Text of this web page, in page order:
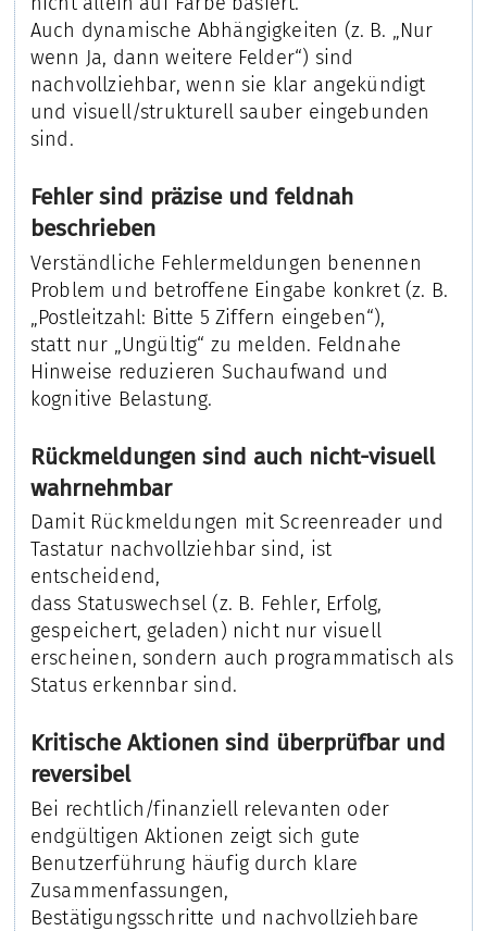
Auch dynamische Abhängigkeiten (z. B. „Nur
wenn Ja, dann weitere Felder“) sind
nachvollziehbar, wenn sie klar angekündigt
und visuell/strukturell sauber eingebunden
sind.
Fehler sind präzise und feldnah
beschrieben
Verständliche Fehlermeldungen benennen
Problem und betroffene Eingabe konkret (z. B.
„Postleitzahl: Bitte 5 Ziffern eingeben“),
statt nur „Ungültig“ zu melden. Feldnahe
Hinweise reduzieren Suchaufwand und
kognitive Belastung.
Rückmeldungen sind auch nicht-visuell
wahrnehmbar
Damit Rückmeldungen mit Screenreader und
Tastatur nachvollziehbar sind, ist
entscheidend,
dass Statuswechsel (z. B. Fehler, Erfolg,
gespeichert, geladen) nicht nur visuell
erscheinen, sondern auch programmatisch als
Status erkennbar sind.
Kritische Aktionen sind überprüfbar und
reversibel
Bei rechtlich/finanziell relevanten oder
endgültigen Aktionen zeigt sich gute
Benutzerführung häufig durch klare
Zusammenfassungen,
Bestätigungsschritte und nachvollziehbare